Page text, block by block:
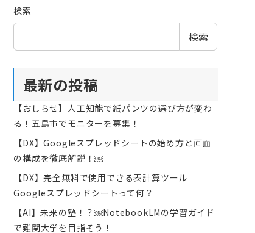
検索
検索
最新の投稿
【おしらせ】人工知能で紙パンツの選び方が変わ
る！五島市でモニターを募集！
【DX】Googleスプレッドシートの始め方と画面
の構成を徹底解説！￼
【DX】完全無料で使用できる表計算ツール
Googleスプレッドシートって何？
【AI】未来の塾！？￼NotebookLMの学習ガイド
で難関大学を目指そう！